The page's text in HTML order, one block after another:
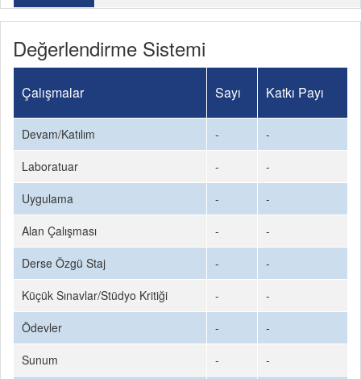
Değerlendirme Sistemi
Çalışmalar Sayı Katkı Payı
Devam/Katılım -
-
Laboratuar
-
-
Uygulama
-
-
Alan Çalışması
-
-
Derse Özgü Staj
-
-
Küçük Sınavlar/Stüdyo Kritiği
-
-
Ödevler
-
-
Sunum
-
-